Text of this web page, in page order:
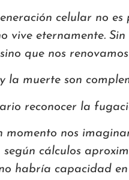
celular no
vive eternamente.
que nos
la muerte son
reconocer la
momento nos
según cálculos
habría capacidad